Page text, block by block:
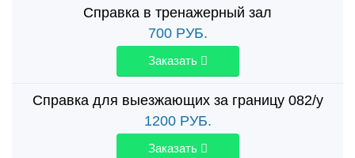
Справка в тренажерный зал
700РУБ.
Заказать
Справка для выезжающих за границу 082/у
1200РУБ.
Заказать